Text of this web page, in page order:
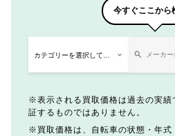
今すぐここから
表示される買取価格は過去の実
証するものではありません。
買取価格は、自転車の状態・年